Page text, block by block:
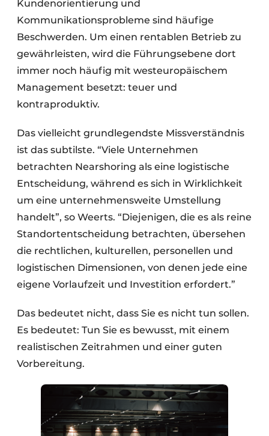
Kundenorientierung und
Kommunikationsprobleme sind häufige
Beschwerden. Um einen rentablen Betrieb zu
gewährleisten, wird die Führungsebene dort
immer noch häufig mit westeuropäischem
Management besetzt: teuer und
kontraproduktiv.
Das vielleicht grundlegendste Missverständnis
ist das subtilste. “Viele Unternehmen
betrachten Nearshoring als eine logistische
Entscheidung, während es sich in Wirklichkeit
um eine unternehmensweite Umstellung
handelt”, so Weerts. “Diejenigen, die es als reine
Standortentscheidung betrachten, übersehen
die rechtlichen, kulturellen, personellen und
logistischen Dimensionen, von denen jede eine
eigene Vorlaufzeit und Investition erfordert.”
Das bedeutet nicht, dass Sie es nicht tun sollen.
Es bedeutet: Tun Sie es bewusst, mit einem
realistischen Zeitrahmen und einer guten
Vorbereitung.